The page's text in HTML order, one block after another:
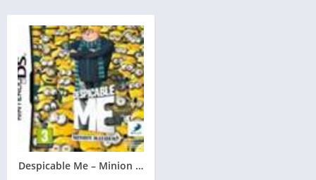
Despicable Me – Minion Mayhem